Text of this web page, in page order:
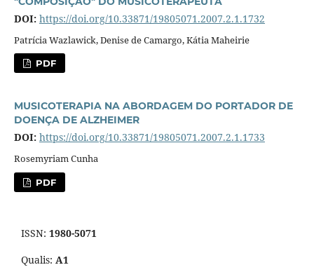
DOI: https://doi.org/10.33871/19805071.2007.2.1.1732
Patrícia Wazlawick, Denise de Camargo, Kátia Maheirie
PDF
MUSICOTERAPIA NA ABORDAGEM DO PORTADOR DE
DOENÇA DE ALZHEIMER
DOI: https://doi.org/10.33871/19805071.2007.2.1.1733
Rosemyriam Cunha
PDF
ISSN: 1980-5071
Qualis: A1